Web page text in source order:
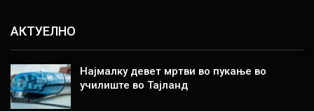
АКТУЕЛНО
Најмалку девет мртви во пукање во
училиште во Тајланд